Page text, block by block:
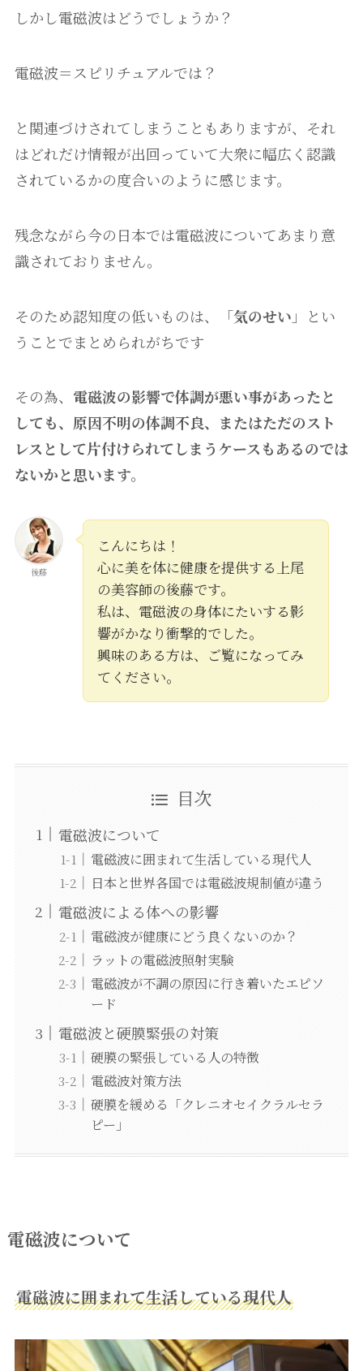
しかし電磁波はどうでしょうか？
電磁波＝スピリチュアルでは？
と関連づけされてしまうこともありますが、それ
はどれだけ情報が出回っていて大衆に幅広く認識
されているかの度合いのように感じます。
残念ながら今の日本では電磁波についてあまり意
識されておりません。
そのため認知度の低いものは、「気のせい 」とい
うことでまとめられがちです
その為、 電磁波の影響で体調が悪い事があったと
しても、原因不明の体調不良、またはただのスト
レスとして片付けられてしまうケースもあるのでは
ないかと思います。
後藤
こんにちは！
心に美を体に健康を提供する上尾
の美容師の後藤です。
私は、電磁波の身体にたいする影
響がかなり衝撃的でした。
興味のある方は、ご覧になってみ
てください。
目次
電磁波について
電磁波に囲まれて生活している現代人
日本と世界各国では電磁波規制値が違う
電磁波による体への影響
電磁波が健康にどう良くないのか？
ラットの電磁波照射実験
電磁波が不調の原因に行き着いたエピソ
ード
電磁波と硬膜緊張の対策
硬膜の緊張している人の特徴
電磁波対策方法
硬膜を緩める「クレニオセイクラルセラ
ピー」
電磁波について
電磁波に囲まれて生活している現代人